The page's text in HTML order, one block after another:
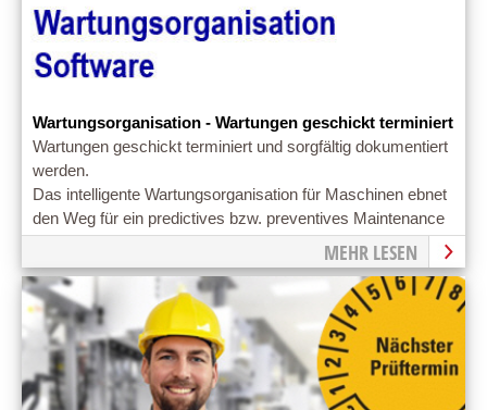
Wartungsorganisation - Wartungen geschickt terminiert
Wartungen geschickt terminiert und sorgfältig dokumentiert
werden.
Das intelligente Wartungsorganisation für Maschinen ebnet
den Weg für ein predictives bzw. preventives Maintenance
MEHR LESEN